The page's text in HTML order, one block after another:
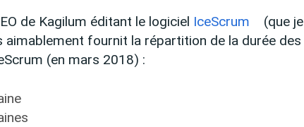
de Kagilum éditant le logiciel IceScrum
(que
aimablement fournit la répartition de la durée
(en mars 2018) :